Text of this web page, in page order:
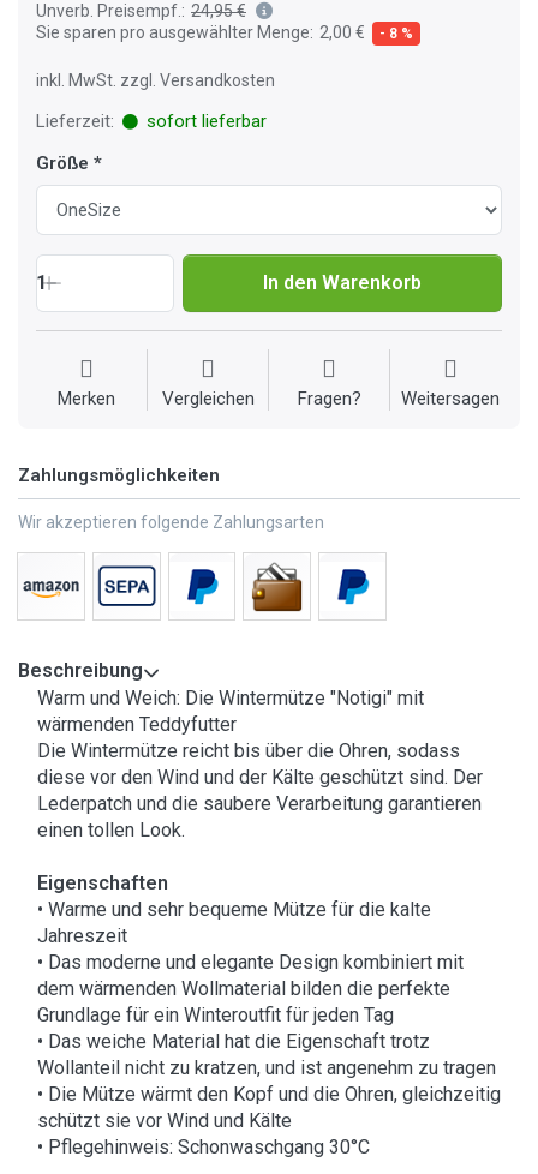
Unverb. Preisempf.: 24,95 €
Sie sparen pro ausgewählter Menge: 2,00 € - 8 %
inkl. MwSt. zzgl. Versandkosten
Lieferzeit:
sofort lieferbar
Größe
1 In den Warenkorb
Merken Vergleichen Fragen? Weitersagen
Zahlungsmöglichkeiten
Wir akzeptieren folgende Zahlungsarten
Beschreibung
Warm und Weich: Die Wintermütze "Notigi" mit
wärmenden Teddyfutter
Die Wintermütze reicht bis über die Ohren, sodass
diese vor den Wind und der Kälte geschützt sind. Der
Lederpatch und die saubere Verarbeitung garantieren
einen tollen Look.
Eigenschaften
• Warme und sehr bequeme Mütze für die kalte
Jahreszeit
• Das moderne und elegante Design kombiniert mit
dem wärmenden Wollmaterial bilden die perfekte
Grundlage für ein Winteroutfit für jeden Tag
• Das weiche Material hat die Eigenschaft trotz
Wollanteil nicht zu kratzen, und ist angenehm zu tragen
• Die Mütze wärmt den Kopf und die Ohren, gleichzeitig
schützt sie vor Wind und Kälte
• Pflegehinweis: Schonwaschgang 30°C